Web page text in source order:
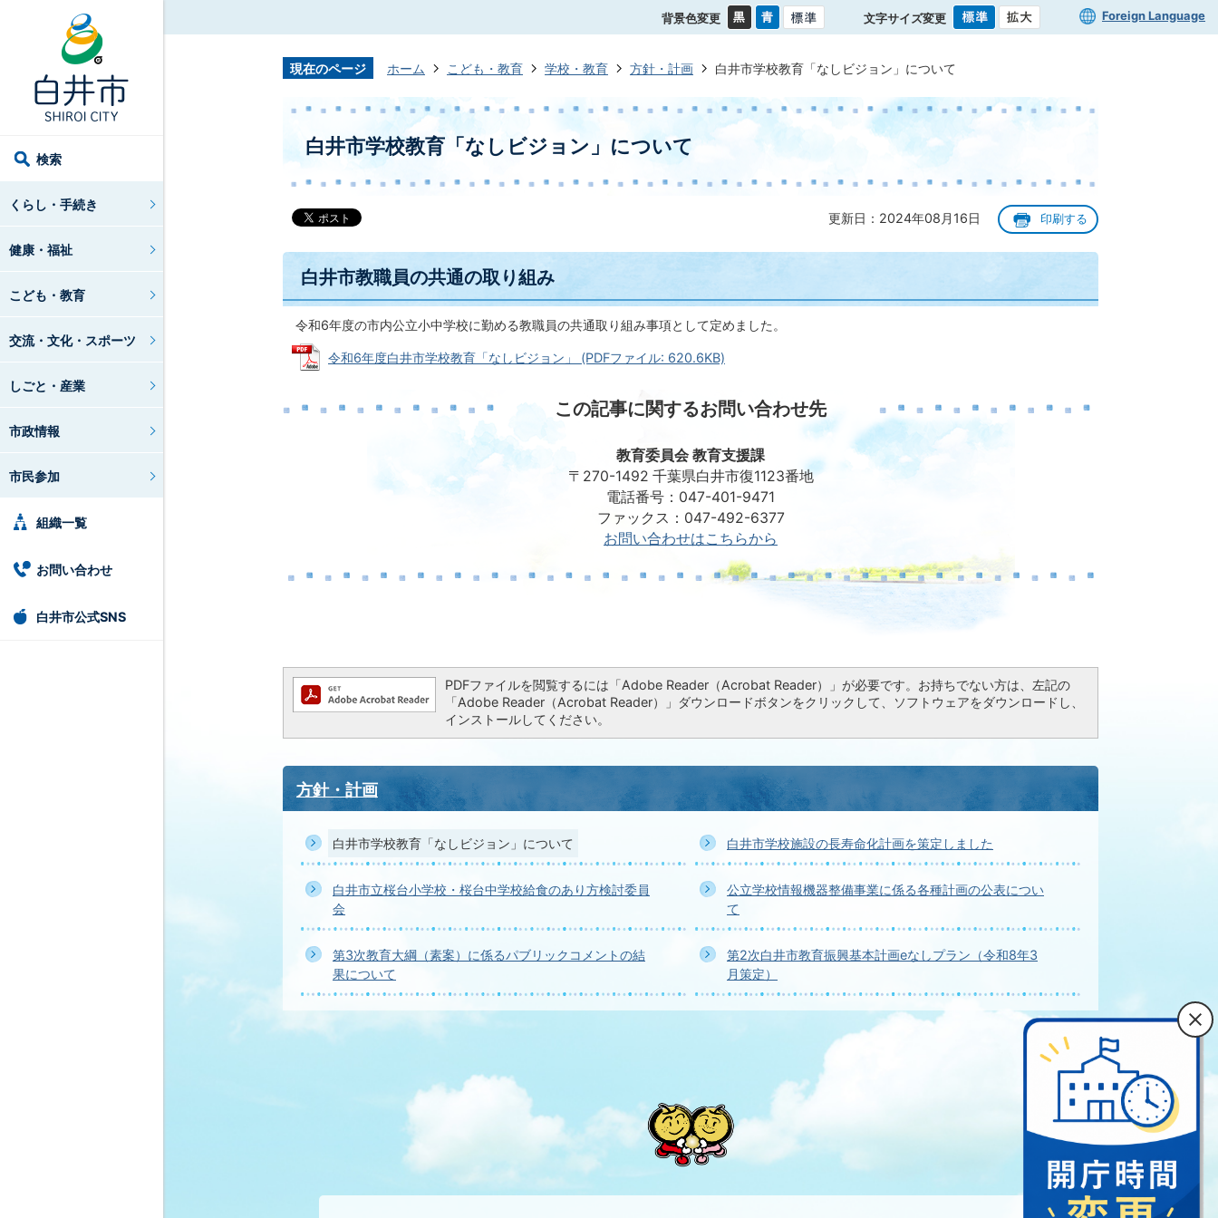
検索
くらし・手続き
健康・福祉
こども・教育
交流・文化・スポーツ
しごと・産業
市政情報
市民参加
組織一覧
お問い合わせ
白井市公式SNS
背景色変更 文字サイズ変更 Foreign Language
現在のページ ホーム こども・教育 学校・教育 方針・計画 白井市学校教育「なしビジョン」について
白井市学校教育「なしビジョン」について
更新日：2024年08月16日 印刷する
白井市教職員の共通の取り組み
令和6年度の市内公立小中学校に勤める教職員の共通取り組み事項として定めました。
令和6年度白井市学校教育「なしビジョン」 (PDFファイル: 620.6KB)
この記事に関するお問い合わせ先
教育委員会 教育支援課
〒270-1492 千葉県白井市復1123番地
電話番号：047-401-9471
ファックス：047-492-6377
お問い合わせはこちらから
PDFファイルを閲覧するには「Adobe Reader（Acrobat Reader）」が必要です。お持ちでない方は、左記の
「Adobe Reader（Acrobat Reader）」ダウンロードボタンをクリックして、ソフトウェアをダウンロードし、
インストールしてください。
方針・計画
白井市学校教育「なしビジョン」について 白井市学校施設の長寿命化計画を策定しました
白井市立桜台小学校・桜台中学校給食のあり方検討委員
会
公立学校情報機器整備事業に係る各種計画の公表につい
て
第3次教育大綱（素案）に係るパブリックコメントの結
果について
第2次白井市教育振興基本計画eなしプラン（令和8年3
月策定）